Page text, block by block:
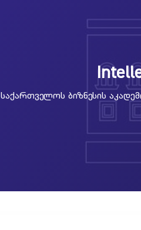
Საქართველოს Ბიზნესის